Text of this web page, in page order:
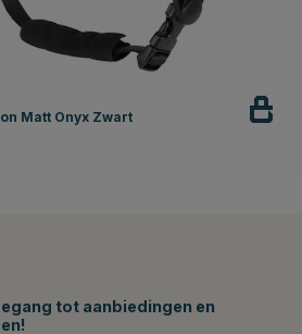
Matt Onyx Zwart
tot aanbiedingen en